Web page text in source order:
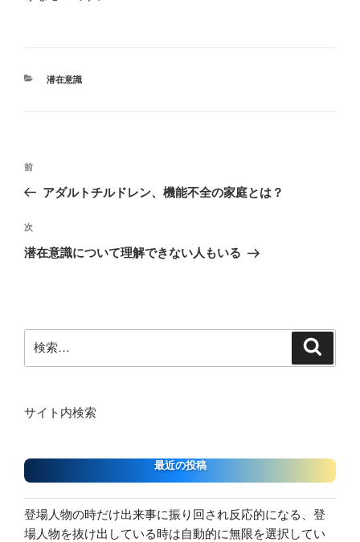
カ
潜在意識
投
ビ
ゲ
ン
前
の
稿
前
アダルトチルドレン、機能不全の家庭とは？
次
の
次
潜在意識について理解できない人もいる
索:
サイト内検索
最近の投稿
登場人物の時だけ出来事に振り回され反応的になる、登
場人物を抜け出している時は自動的に無限を選択してい